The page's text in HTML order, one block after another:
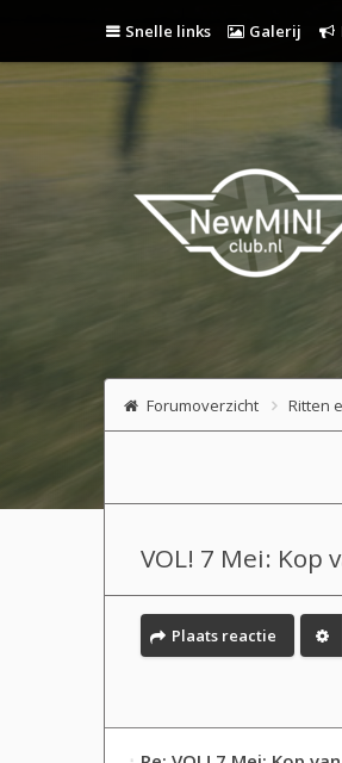
Snelle links Galerij
Forumoverzicht Ritten
VOL! 7 Mei:
Plaats reactie